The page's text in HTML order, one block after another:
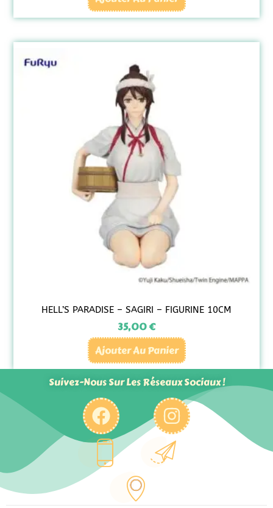
HELL’S PARADISE – SAGIRI – FIGURINE 10CM
35,00€
Ajouter Au Panier
Suivez-Nous Sur Les Réseaux Sociaux !